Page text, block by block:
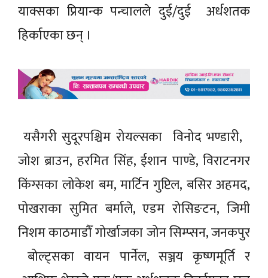
याक्सका प्रियान्क पन्चालले दुई/दुई अर्धशतक
हिर्काएका छन् ।
यसैगरी सुदूरपश्चिम रोयल्सका विनोद भण्डारी,
जोश ब्राउन, हरमित सिंह, ईशान पाण्डे, विराटनगर
किंग्सका लोकेश बम, मार्टिन गुप्टिल, बसिर अहमद,
पोखराका सुमित बर्माले, एडम रोसिङटन, जिमी
निशम काठमाडौँ गोर्खाजका जोन सिम्प्सन, जनकपुर
बोल्ट्सका वायन पार्नेल, सञ्जय कृष्णमूर्ति र